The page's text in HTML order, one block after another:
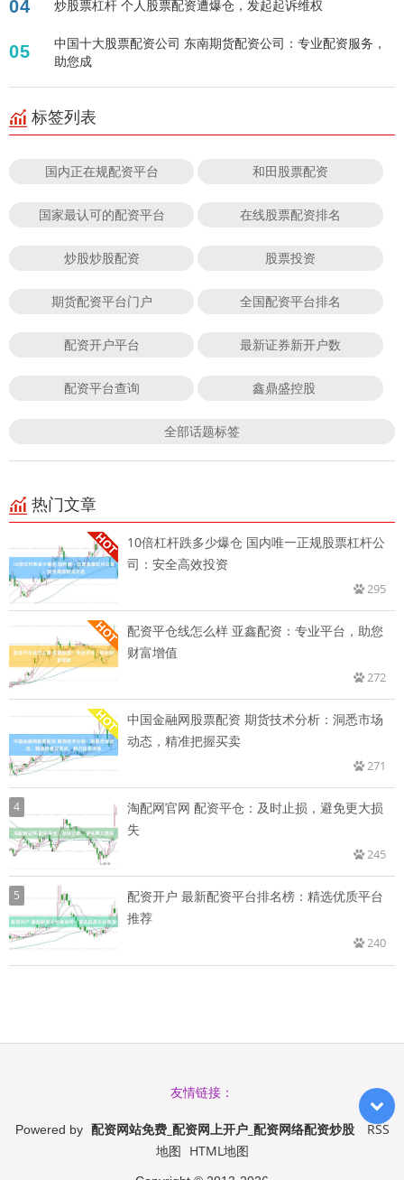
04 炒股票杠杆 个人股票配资遭爆仓，发起起诉维权
05
中国十大股票配资公司 东南期货配资公司：专业配资服务，
助您成
标签列表
国内正在规配资平台 和田股票配资
国家最认可的配资平台 在线股票配资排名
炒股炒股配资 股票投资
期货配资平台门户 全国配资平台排名
配资开户平台 最新证券新开户数
配资平台查询 鑫鼎盛控股
全部话题标签
热门文章
10倍杠杆跌多少爆仓 国内唯一正规股票杠杆公
司：安全高效投资
295
配资平仓线怎么样 亚鑫配资：专业平台，助您
财富增值
272
中国金融网股票配资 期货技术分析：洞悉市场
动态，精准把握买卖
271
4
淘配网官网 配资平仓：及时止损，避免更大损
失
245
5
配资开户 最新配资平台排名榜：精选优质平台
推荐
240
友情链接：
Powered by 配资网站免费_配资网上开户_配资网络配资炒股
RSS
地图 HTML地图